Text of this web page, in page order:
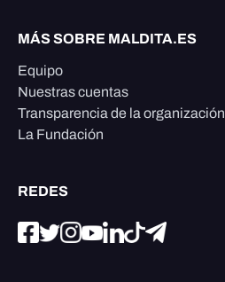
MÁS SOBRE MALDITA.ES
Equipo
Nuestras cuentas
Transparencia de la organización
La Fundación
REDES